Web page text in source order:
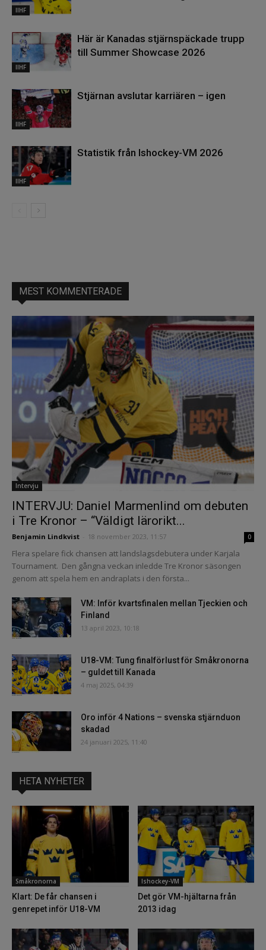
IIHF
IIHF
Här är Kanadas stjärnspäckade trupp
till Summer Showcase 2026
IIHF
Stjärnan avslutar karriären – igen
IIHF
Statistik från Ishockey-VM 2026
MEST KOMMENTERADE
Intervju
INTERVJU: Daniel Marmenlind om debuten
i Tre Kronor – “Väldigt lärorikt...
Benjamin Lindkvist 18 november 2023, 11:57 0
Flera spelare fick chansen att landslagsdebutera under Karjala
Tournament. Den gångna veckan inledde Tre Kronor säsongen
genom att spela hem en andraplats i den första...
VM: Inför kvartsfinalen mellan Tjeckien och
Finland
13 april 2023, 10:18
U18-VM: Tung finalförlust för Småkronorna
– guldet till Kanada
4 maj 2025, 04:39
Oro inför 4 Nations – svenska stjärnduon
skadad
24 januari 2025, 11:40
HETA NYHETER
Småkronorna
Klart: De får chansen i
genrepet inför U18-VM
Ishockey-VM
Det gör VM-hjältarna från
2013 idag